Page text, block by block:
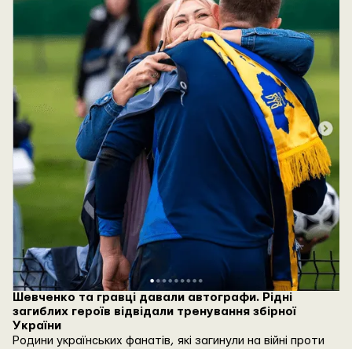
Шевченко та гравці давали автографи. Рідні
загиблих героїв відвідали тренування збірної
України
Родини українських фанатів, які загинули на війні проти